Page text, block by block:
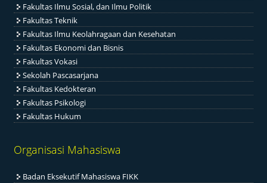
Fakultas Ilmu Sosial, dan Ilmu Politik
Fakultas Teknik
Fakultas Ilmu Keolahragaan dan Kesehatan
Fakultas Ekonomi dan Bisnis
Fakultas Vokasi
Sekolah Pascasarjana
Fakultas Kedokteran
Fakultas Psikologi
Fakultas Hukum
Organisasi Mahasiswa
Badan Eksekutif Mahasiswa FIKK